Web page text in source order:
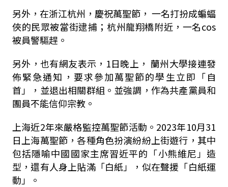
另外，在浙江杭州，慶祝萬聖節， 一名打扮成蝙蝠
俠的民眾被當街逮捕；杭州龍翔橋附近，一名cos
被員警驅趕。
另外，也有網友表示， 1日晚上， 蘭州大學接連發
佈緊急通知，要求參加萬聖節的學生立即「自
首」，並退出相關群組。並強調，作為共產黨員和
團員不能信仰宗教。
上海近2年來嚴格監控萬聖節活動。 2023年10月31
日上海萬聖節，各種角色扮演紛紛上街遊行，其中
包括隱喻中國國家主席習近平的「小熊維尼」造
型，還有人身上貼滿「白紙」，似在聲援「白紙運
動」。